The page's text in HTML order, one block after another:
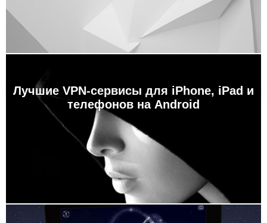
Лучшие VPN-сервисы для iPhone, iPad и
телефонов на Android